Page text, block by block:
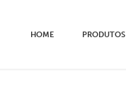
HOME PRODUTOS